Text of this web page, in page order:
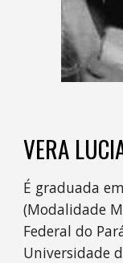
VERA
É graduada
(Modalidade
Federal do
Universidade